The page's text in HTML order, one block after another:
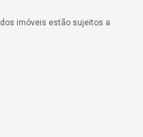
imóveis estão sujeitos a